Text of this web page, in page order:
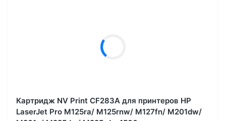
Картридж NV Print CF283A для принтеров HP
LaserJet Pro M125ra/ M125rnw/ M127fn/ M201dw/